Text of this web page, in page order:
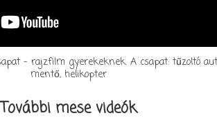
- rajzfilm gyerekeknek. A csapat: tűzoltó
mentő, helikopter
További mese videók